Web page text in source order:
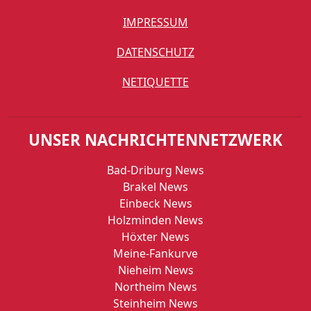
IMPRESSUM
DATENSCHUTZ
NETIQUETTE
UNSER NACHRICHTENNETZWERK
Bad-Driburg News
Brakel News
Einbeck News
Holzminden News
Höxter News
Meine-Fankurve
Nieheim News
Northeim News
Steinheim News